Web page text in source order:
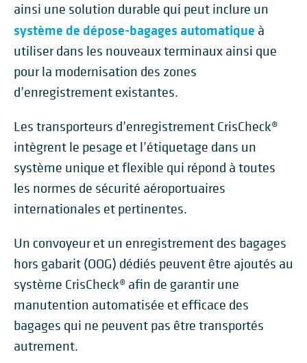
ainsi une solution durable qui peut inclure un
système de dépose-bagages automatique à
utiliser dans les nouveaux terminaux ainsi que
pour la modernisation des zones
d’enregistrement existantes.
Les transporteurs d’enregistrement CrisCheck®
intègrent le pesage et l’étiquetage dans un
système unique et flexible qui répond à toutes
les normes de sécurité aéroportuaires
internationales et pertinentes.
Un convoyeur et un enregistrement des bagages
hors gabarit (OOG) dédiés peuvent être ajoutés au
système CrisCheck® afin de garantir une
manutention automatisée et efficace des
bagages qui ne peuvent pas être transportés
autrement.